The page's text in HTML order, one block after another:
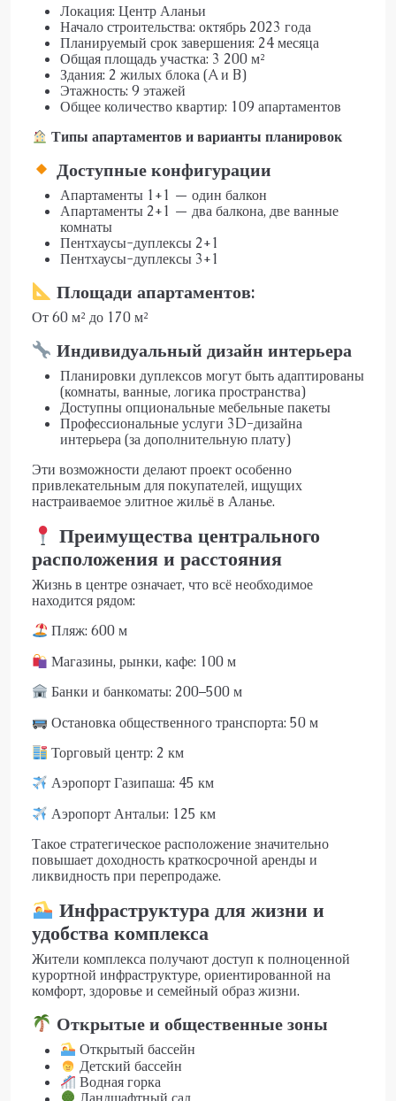
Локация: Центр Аланьи
Начало строительства: октябрь 2023 года
Планируемый срок завершения: 24 месяца
Общая площадь участка: 3 200 м²
Здания: 2 жилых блока (A и B)
Этажность: 9 этажей
Общее количество квартир: 109 апартаментов
Типы апартаментов и варианты планировок
Доступные конфигурации
Апартаменты 1+1 — один балкон
Апартаменты 2+1 — два балкона, две ванные
комнаты
Пентхаусы-дуплексы 2+1
Пентхаусы-дуплексы 3+1
Площади апартаментов:
От 60 м² до 170 м²
Индивидуальный дизайн интерьера
Планировки дуплексов могут быть адаптированы
(комнаты, ванные, логика пространства)
Доступны опциональные мебельные пакеты
Профессиональные услуги 3D-дизайна
интерьера (за дополнительную плату)
Эти возможности делают проект особенно
привлекательным для покупателей, ищущих
настраиваемое элитное жильё в Аланье.
Преимущества центрального
расположения и расстояния
Жизнь в центре означает, что всё необходимое
находится рядом:
Пляж: 600 м
Магазины, рынки, кафе: 100 м
Банки и банкоматы: 200–500 м
Остановка общественного транспорта: 50 м
Торговый центр: 2 км
Аэропорт Газипаша: 45 км
Аэропорт Антальи: 125 км
Такое стратегическое расположение значительно
повышает доходность краткосрочной аренды и
ликвидность при перепродаже.
Инфраструктура для жизни и
удобства комплекса
Жители комплекса получают доступ к полноценной
курортной инфраструктуре, ориентированной на
комфорт, здоровье и семейный образ жизни.
Открытые и общественные зоны
Открытый бассейн
Детский бассейн
Водная горка